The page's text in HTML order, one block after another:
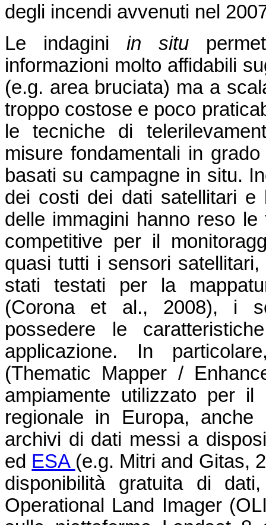
degli incendi avvenuti nel
Le indagini in situ per
informazioni molto affidabili
(e.g. area bruciata) ma a
troppo costose e poco
le tecniche di
misure fondamentali in
basati su campagne in situ.
dei costi dei dati satellitari e
delle immagini hanno reso
competitive per il
quasi tutti i sensori
stati testati per la
(Corona et al., 2008), i
possedere le
applicazione. In
(Thematic Mapper /
ampiamente utilizzato per
regionale in Europa,
archivi di dati messi a
ed ESA (e.g. Mitri and Gitas,
disponibilità gratuita di
Operational Land Imager